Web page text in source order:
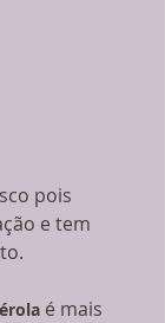
pois
e tem
é mais